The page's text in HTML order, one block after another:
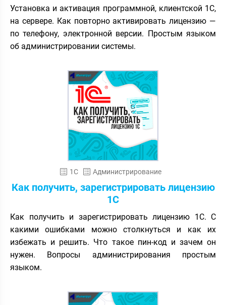
Установка и активация программной, клиентской 1С,
на сервере. Как повторно активировать лицензию —
по телефону, электронной версии. Простым языком
об администрировании системы.
1С Администрирование
Как получить, зарегистрировать лицензию
1С
Как получить и зарегистрировать лицензию 1С. С
какими ошибками можно столкнуться и как их
избежать и решить. Что такое пин-код и зачем он
нужен. Вопросы администрирования простым
языком.